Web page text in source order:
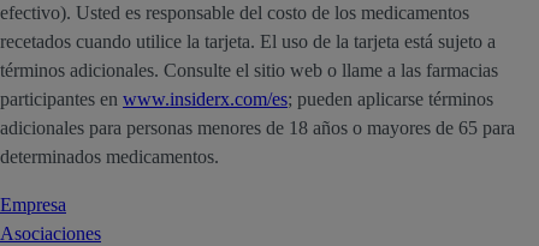
efectivo). Usted es responsable del costo de los medicamentos
recetados cuando utilice la tarjeta. El uso de la tarjeta está sujeto a
términos adicionales. Consulte el sitio web o llame a las farmacias
participantes en www.insiderx.com/es; pueden aplicarse términos
adicionales para personas menores de 18 años o mayores de 65 para
determinados medicamentos.
Empresa
Asociaciones